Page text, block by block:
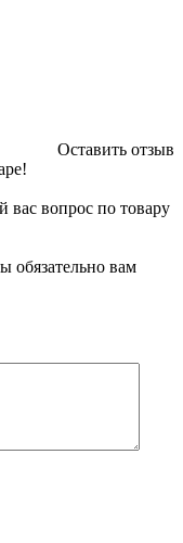
Оставить отзыв
вопрос по товару
обязательно вам